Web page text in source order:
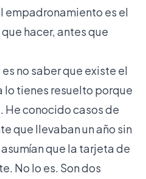
empadronamiento es el
hacer, antes que
no saber que existe el
lo tienes resuelto porque
conocido casos de
que llevaban un año sin
que la tarjeta de
No lo es. Son dos